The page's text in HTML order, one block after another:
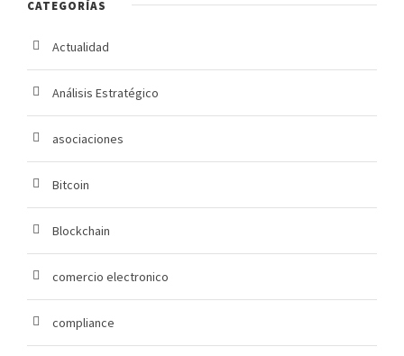
CATEGORÍAS
Actualidad
Análisis Estratégico
asociaciones
Bitcoin
Blockchain
comercio electronico
compliance